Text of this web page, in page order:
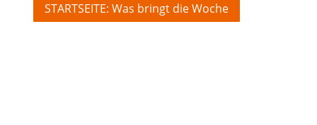
STARTSEITE: Was bringt die Woche